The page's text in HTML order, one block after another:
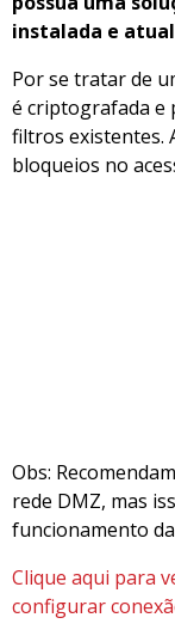
instalada e
Por se tratar de
é criptografada e
filtros existentes.
bloqueios no
Obs:
rede DMZ, mas
funcionamento
Clique aqui para
configurar